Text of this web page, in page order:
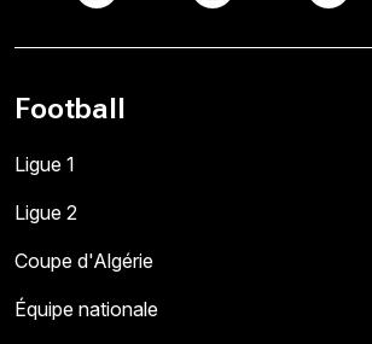
Football
Ligue 1
Ligue 2
Coupe d'Algérie
Équipe nationale